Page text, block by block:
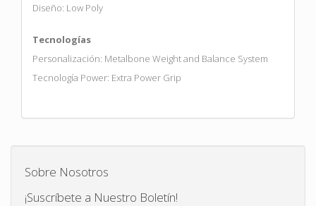
Diseño: Low Poly
Tecnologías
Personalización: Metalbone Weight and Balance System
Tecnología Power: Extra Power Grip
Sobre Nosotros
¡Suscríbete a Nuestro Boletín!